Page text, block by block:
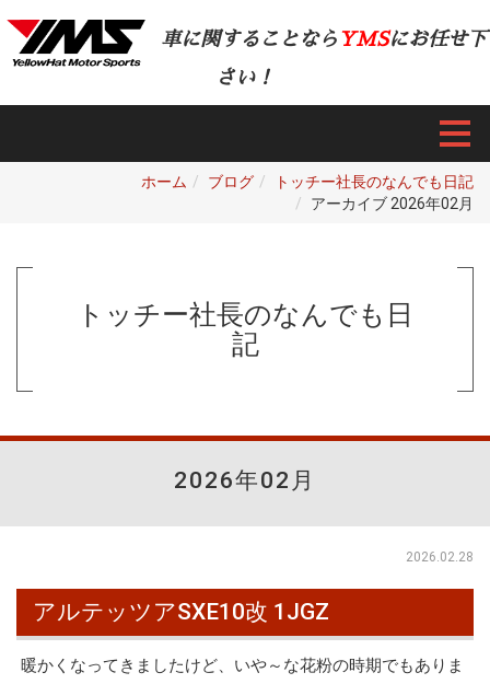
車に関することなら YMSにお任せ下
さい！
ホーム ブログ
トッチー社長のなんでも日記
アーカイブ 2026年02月
トッチー社長のなんでも日
記
2026年02月
2026.02.28
アルテッツアSXE10改 1JGZ
暖かくなってきましたけど、いや～な花粉の時期でもありま